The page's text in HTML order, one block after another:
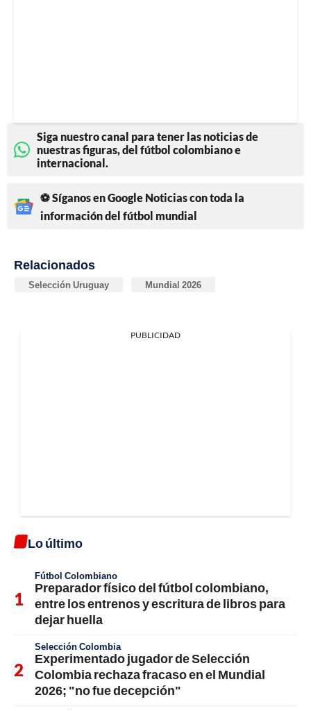
Siga nuestro canal para tener las noticias de
nuestras figuras, del fútbol colombiano e
internacional.
⚽ Síganos en Google Noticias con toda la
información del fútbol mundial
Relacionados
Selección Uruguay Mundial 2026
PUBLICIDAD
Lo último
Fútbol Colombiano
Preparador físico del fútbol colombiano,
entre los entrenos y escritura de libros para
dejar huella
Selección Colombia
Experimentado jugador de Selección
Colombia rechaza fracaso en el Mundial
2026; "no fue decepción"